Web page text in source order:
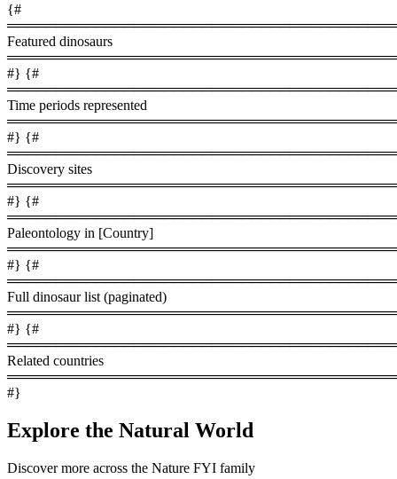
{#
Featured dinosaurs
#} {#
Time periods represented
#} {#
Discovery sites
#} {#
Paleontology in [Country]
#} {#
Full dinosaur list (paginated)
#} {#
Related countries
#}
Explore the Natural World
Discover more across the Nature FYI family